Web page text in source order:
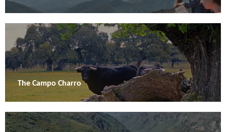
The Campo Charro